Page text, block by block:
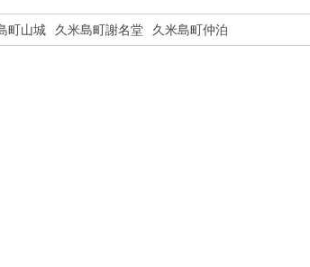
町山城 久米島町謝名堂 久米島町仲泊